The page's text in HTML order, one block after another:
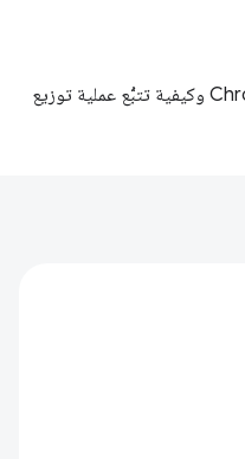
تعرَّف على كيفية تحديث إضافات Chrome وكيفية تتبُّع عملية توزيع